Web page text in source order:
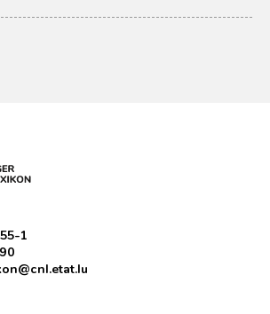
1